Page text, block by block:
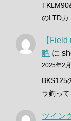
のLTDカ
【
略 に
2025年2
BKS125
ラ釣っ
ツイン